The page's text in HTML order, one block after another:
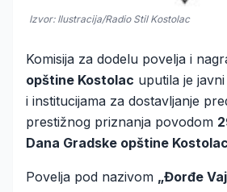
Izvor: Ilustracija/Radio Stil Kostolac
Komisija za dodelu povelja i
opštine Kostolac uputila je
i institucijama za dostavljanje
prestižnog priznanja povodom
Dana Gradske opštine Kostolac
Povelja pod nazivom „Đorđe